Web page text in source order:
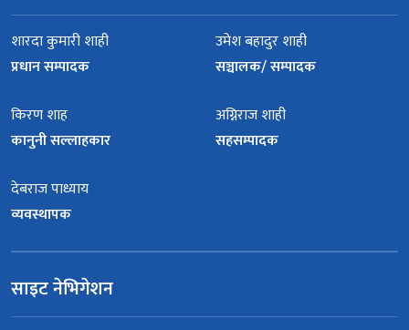
शारदा कुमारी शाही
प्रधान सम्पादक
उमेश बहादुर शाही
सञ्चालक/ सम्पादक
किरण शाह
कानुनी सल्लाहकार
अग्निराज शाही
सहसम्पादक
देबराज पाध्याय
व्यवस्थापक
साइट नेभिगेशन